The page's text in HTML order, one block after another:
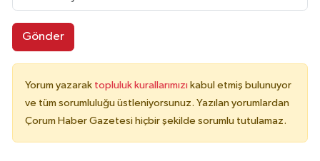
Gönder
Yorum yazarak topluluk kurallarımızı kabul etmiş bulunuyor
ve tüm sorumluluğu üstleniyorsunuz. Yazılan yorumlardan
Çorum Haber Gazetesi hiçbir şekilde sorumlu tutulamaz.